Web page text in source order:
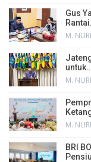
Gus
M.
untuk…
M.
M.
BRI